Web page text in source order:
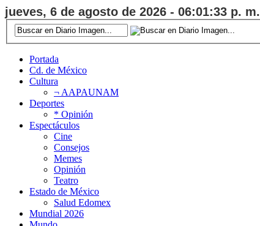
jueves, 6 de agosto de 2026 - 06:01:33 p. m.
Portada
Cd. de México
Cultura
¬ AAPAUNAM
Deportes
* Opinión
Espectáculos
Cine
Consejos
Memes
Opinión
Teatro
Estado de México
Salud Edomex
Mundial 2026